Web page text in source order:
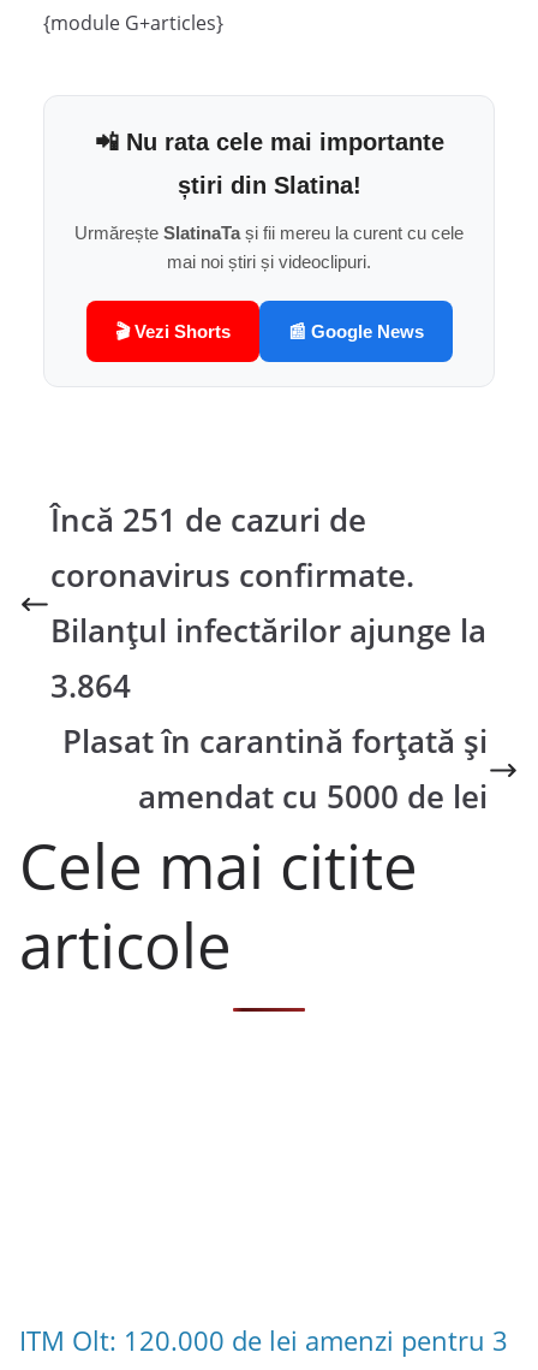
{module G+articles}
📲 Nu rata cele mai importante
știri din Slatina!
Urmărește SlatinaTași fii mereu la curent cu cele
mai noi știri și videoclipuri.
🎬 Vezi Shorts 📰 Google News
Încă 251 de cazuri de
coronavirus confirmate.
Bilanțul infectărilor ajunge la
3.864
Plasat în carantină forțată și
amendat cu 5000 de lei
Cele mai citite
articole
ITM Olt: 120.000 de lei amenzi pentru 3